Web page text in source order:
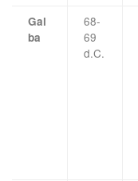
Gal
ba
68-
69
d.C.